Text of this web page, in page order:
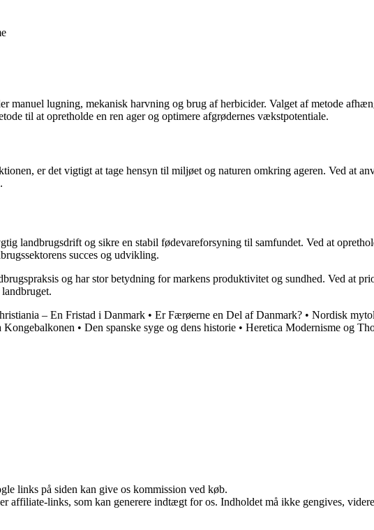
manuel lugning, mekanisk harvning og brug af herbicider. Valget af metode
til at opretholde en ren ager og optimere afgrødernes vækstpotentiale.
er det vigtigt at tage hensyn til miljøet og naturen omkring ageren. Ved at
landbrugsdrift og sikre en stabil fødevareforsyning til samfundet. Ved at
succes og udvikling.
og har stor betydning for markens produktivitet og sundhed. Ved at
– En Fristad i Danmark • Er Færøerne en Del af Danmark? • Nordisk
Kongebalkonen • Den spanske syge og dens historie • Heretica Modernisme og
links på siden kan give os kommission ved køb.
affiliate-links, som kan generere indtægt for os. Indholdet må ikke gengives,